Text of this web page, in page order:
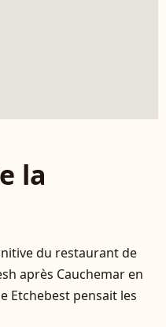
la
du restaurant de
après Cauchemar en
Etchebest pensait les